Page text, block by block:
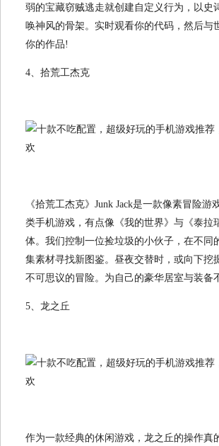
弱的宝藏窃贼逃走就创建自定义行为，以史
唤神风的骨架。实时观看你的代码，然后与
你的作品!
4、拾荒工杰克
《拾荒工杰克》Junk Jack是一款像素冒险游
类手机游戏，有点像《我的世界》与《泰拉
体。我们控制一位捡垃圾的小伙子，在不同
集素材寻找新图鉴。昼夜交替时，或向下挖
不可思议的冒险。为自己的豪华居室与装备
5、龙之丘
作为一款经典的休闲游戏，龙之丘的操作真